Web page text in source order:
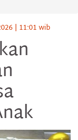
| 11:01 wib